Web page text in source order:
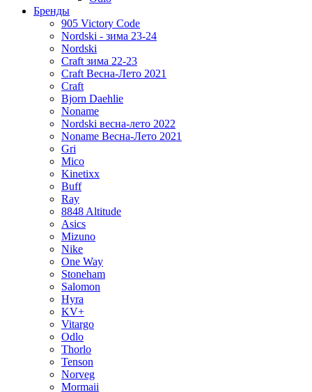
Бренды
905 Victory Code
Nordski - зима 23-24
Nordski
Craft зима 22-23
Craft Весна-Лето 2021
Craft
Bjorn Daehlie
Noname
Nordski весна-лето 2022
Noname Весна-Лето 2021
Gri
Mico
Kinetixx
Buff
Ray
8848 Altitude
Asics
Mizuno
Nike
One Way
Stoneham
Salomon
Hyra
KV+
Vitargo
Odlo
Thorlo
Tenson
Norveg
Mormaii